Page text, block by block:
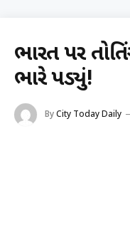
ભારત પર
ભારે પડ્યું!
ByCity Today Daily